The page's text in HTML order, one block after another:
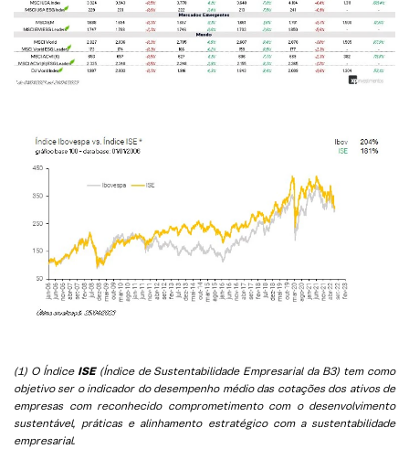
(1) O Índice ISE(Índice de Sustentabilidade Empresarial da B3) tem como
objetivo ser o indicador do desempenho médio das cotações dos ativos de
empresas com reconhecido comprometimento com o desenvolvimento
sustentável, práticas e alinhamento estratégico com a sustentabilidade
empresarial.